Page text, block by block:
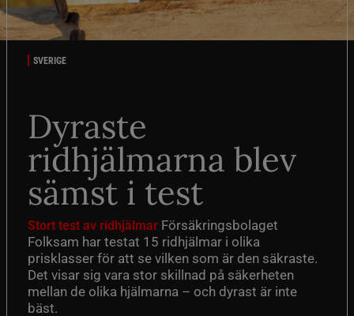
SVERIGE
Dyraste
ridhjälmarna blev
sämst i test
Stort test av ridhjälmar Försäkringsbolaget
Folksam har testat 15 ridhjälmar i olika
prisklasser för att se vilken som är den säkraste.
Det visar sig vara stor skillnad på säkerheten
mellan de olika hjälmarna – och dyrast är inte
bäst.